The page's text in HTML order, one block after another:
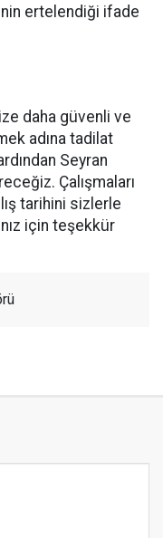
ertelendiği ifade
daha güvenli ve
adına tadilat
Seyran
Çalışmaları
tarihini sizlerle
için teşekkür